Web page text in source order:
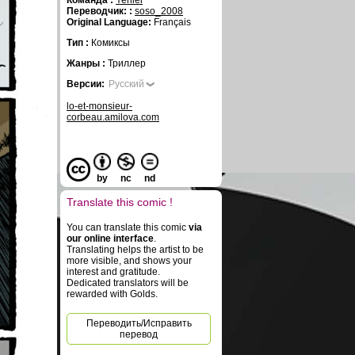
Переводчик: : soso_2008
Original Language: Français
Тип : Комиксы
Жанры : Триллер
Версии: Русский
lo-et-monsieur-
corbeau.amilova.com
by nc nd
Translate this comic !
You can translate this comic via
our online interface.
Translating helps the artist to be
more visible, and shows your
interest and gratitude.
Dedicated translators will be
rewarded with Golds.
Переводить/Исправить
перевод